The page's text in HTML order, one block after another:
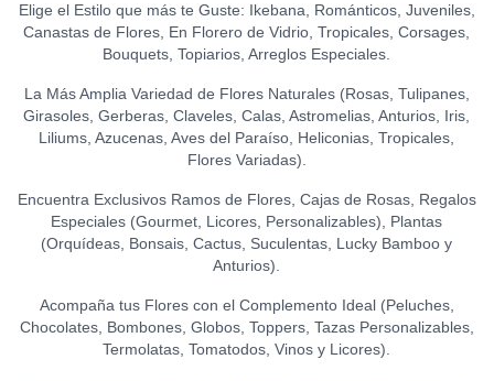
Elige el Estilo que más te Guste: Ikebana, Románticos, Juveniles,
Canastas de Flores, En Florero de Vidrio, Tropicales, Corsages,
Bouquets, Topiarios, Arreglos Especiales.
La Más Amplia Variedad de Flores Naturales (Rosas, Tulipanes,
Girasoles, Gerberas, Claveles, Calas, Astromelias, Anturios, Iris,
Liliums, Azucenas, Aves del Paraíso, Heliconias, Tropicales,
Flores Variadas).
Encuentra Exclusivos Ramos de Flores, Cajas de Rosas, Regalos
Especiales (Gourmet, Licores, Personalizables), Plantas
(Orquídeas, Bonsais, Cactus, Suculentas, Lucky Bamboo y
Anturios).
Acompaña tus Flores con el Complemento Ideal (Peluches,
Chocolates, Bombones, Globos, Toppers, Tazas Personalizables,
Termolatas, Tomatodos, Vinos y Licores).